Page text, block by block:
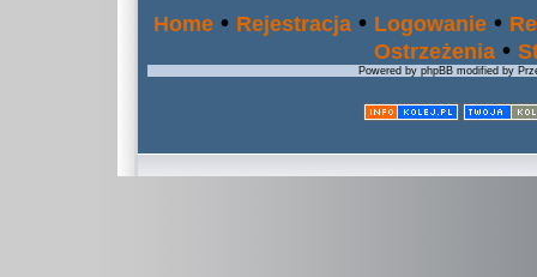
Home • Rejestracja • Logowanie •
Ostrzeżenia •
Powered by phpBB modified by